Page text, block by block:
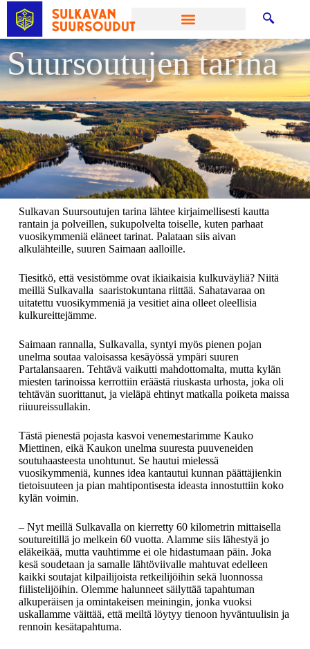
Suursoutujen tarina
Sulkavan Suursoutujen tarina lähtee kirjaimellisesti kautta
rantain ja polveillen, sukupolvelta toiselle, kuten parhaat
vuosikymmeniä eläneet tarinat. Palataan siis aivan
alkulähteille, suuren Saimaan aalloille.
Tiesitkö, että vesistömme ovat ikiaikaisia kulkuväyliä? Niitä
meillä Sulkavalla saaristokuntana riittää. Sahatavaraa on
uitatettu vuosikymmeniä ja vesitiet aina olleet oleellisia
kulkureittejämme.
Saimaan rannalla, Sulkavalla, syntyi myös pienen pojan
unelma soutaa valoisassa kesäyössä ympäri suuren
Partalansaaren. Tehtävä vaikutti mahdottomalta, mutta kylän
miesten tarinoissa kerrottiin eräästä riuskasta urhosta, joka oli
tehtävän suorittanut, ja vieläpä ehtinyt matkalla poiketa maissa
riiuureissullakin.
Tästä pienestä pojasta kasvoi venemestarimme Kauko
Miettinen, eikä Kaukon unelma suuresta puuveneiden
soutuhaasteesta unohtunut. Se hautui mielessä
vuosikymmeniä, kunnes idea kantautui kunnan päättäjienkin
tietoisuuteen ja pian mahtipontisesta ideasta innostuttiin koko
kylän voimin.
– Nyt meillä Sulkavalla on kierretty 60 kilometrin mittaisella
soutureitillä jo melkein 60 vuotta. Alamme siis lähestyä jo
eläkeikää, mutta vauhtimme ei ole hidastumaan päin. Joka
kesä soudetaan ja samalle lähtöviivalle mahtuvat edelleen
kaikki soutajat kilpailijoista retkeilijöihin sekä luonnossa
fiilistelijöihin. Olemme halunneet säilyttää tapahtuman
alkuperäisen ja omintakeisen meiningin, jonka vuoksi
uskallamme väittää, että meiltä löytyy tienoon hyväntuulisin ja
rennoin kesätapahtuma.